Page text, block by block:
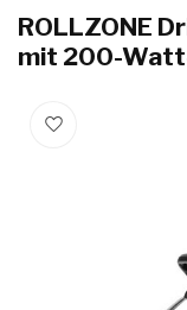
ROLLZONE
mit 200-